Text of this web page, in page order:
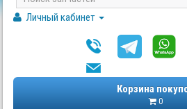
Личный кабинет
Корзина
0